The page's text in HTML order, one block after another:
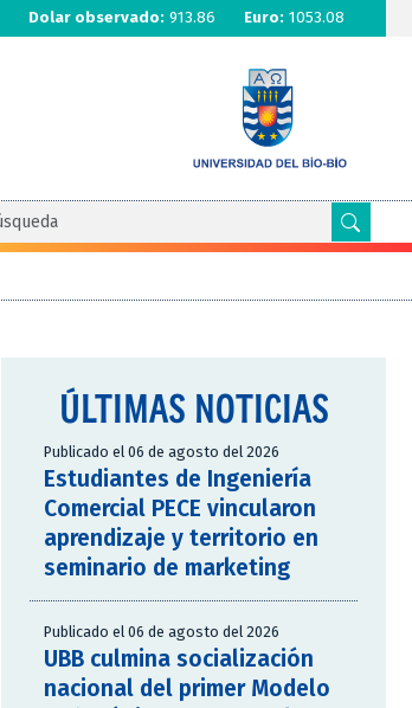
Dolar observado: 913.86 Euro: 1053.08
ÚLTIMAS NOTICIAS
Publicado el 06 de agosto del 2026
Estudiantes de Ingeniería
Comercial PECE vincularon
aprendizaje y territorio en
seminario de marketing
Publicado el 06 de agosto del 2026
UBB culmina socialización
nacional del primer Modelo